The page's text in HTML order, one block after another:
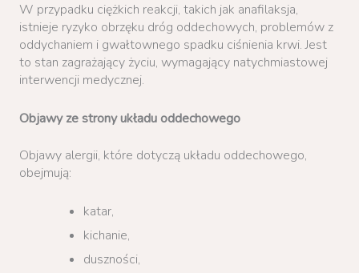
W przypadku ciężkich reakcji, takich jak anafilaksja,
istnieje ryzyko obrzęku dróg oddechowych, problemów z
oddychaniem i gwałtownego spadku ciśnienia krwi. Jest
to stan zagrażający życiu, wymagający natychmiastowej
interwencji medycznej.
Objawy ze strony układu oddechowego
Objawy alergii, które dotyczą układu oddechowego,
obejmują:
katar,
kichanie,
duszności,